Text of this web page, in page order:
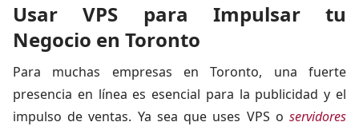
Usar VPS para Impulsar tu
Negocio en Toronto
Para muchas empresas en Toronto, una fuerte
presencia en línea es esencial para la publicidad y el
impulso de ventas. Ya sea que uses VPS o servidores